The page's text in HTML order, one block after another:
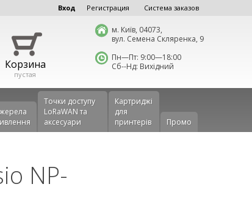
Вход Регистрация Система заказов
Корзина
пустая
м. Київ, 04073,
вул. Семена Скляренка, 9
Пн—Пт: 9:00—18:00
Сб--Нд: Вихідний
Точки доступу
LoRaWAN та
аксесуари
Картриджі
для
принтерів
Промо
NP-